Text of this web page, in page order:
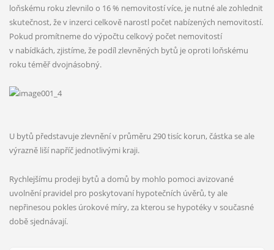
loňskému roku zlevnilo o 16 % nemovitostí více, je nutné ale zohlednit
skutečnost, že v inzerci celkově narostl počet nabízených nemovitostí.
Pokud promítneme do výpočtu celkový počet nemovitostí
v nabídkách, zjistíme, že podíl zlevněných bytů je oproti loňskému
roku téměř dvojnásobný.
U bytů představuje zlevnění v průměru 290 tisíc korun, částka se ale
výrazně liší napříč jednotlivými kraji.
Rychlejšímu prodeji bytů a domů by mohlo pomoci avizované
uvolnění pravidel pro poskytovaní hypotečních úvěrů, ty ale
nepřinesou pokles úrokové míry, za kterou se hypotéky v současné
době sjednávají.